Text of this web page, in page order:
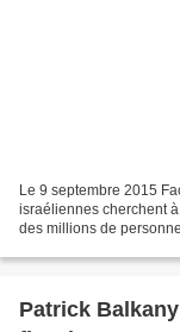
Le 9 septembre 2015
israéliennes cherchent
des millions de
Patrick